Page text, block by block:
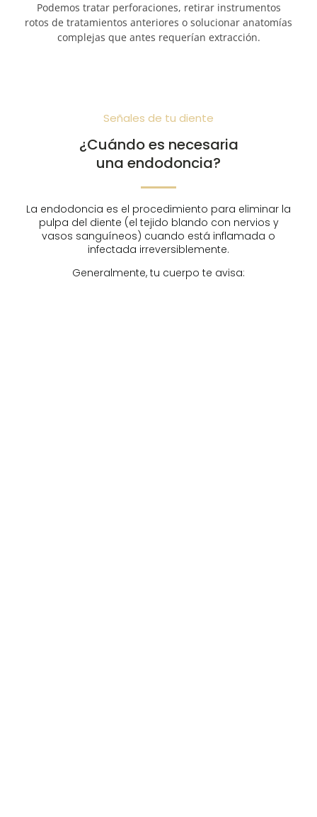
Podemos tratar perforaciones, retirar instrumentos
rotos de tratamientos anteriores o solucionar anatomías
complejas que antes requerían extracción.
Señales de tu diente
¿Cuándo es necesaria
una endodoncia?
La endodoncia es el procedimiento para eliminar la
pulpa del diente (el tejido blando con nervios y
vasos sanguíneos) cuando está inflamada o
infectada irreversiblemente.
Generalmente, tu cuerpo te avisa: